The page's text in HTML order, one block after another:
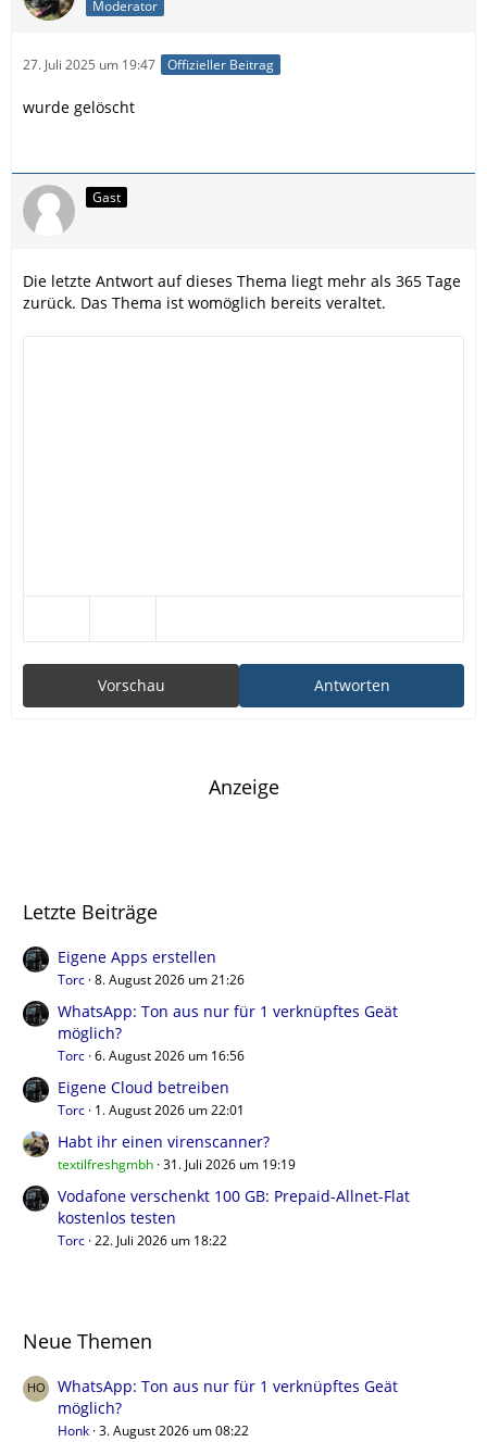
Moderator
27. Juli 2025 um 19:47 Offizieller Beitrag
wurde gelöscht
Gast
Die letzte Antwort auf dieses Thema liegt mehr als 365 Tage
zurück. Das Thema ist womöglich bereits veraltet.
Antworten
Vorschau
Anzeige
Letzte Beiträge
Eigene Apps erstellen
Torc 8. August 2026 um 21:26
WhatsApp: Ton aus nur für 1 verknüpftes Geät
möglich?
Torc 6. August 2026 um 16:56
Eigene Cloud betreiben
Torc 1. August 2026 um 22:01
Habt ihr einen virenscanner?
textilfreshgmbh 31. Juli 2026 um 19:19
Vodafone verschenkt 100 GB: Prepaid-Allnet-Flat
kostenlos testen
Torc 22. Juli 2026 um 18:22
Neue Themen
WhatsApp: Ton aus nur für 1 verknüpftes Geät
möglich?
Honk 3. August 2026 um 08:22